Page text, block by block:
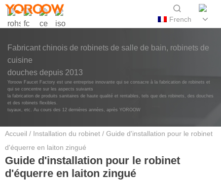
French
Fabricant chinois de robinets de salle de bain, robinets de
cuisine
douches depuis 2013
Yoroow Faucet Factory est une entreprise innovante qui se consacre à la fabrication de robinets et
qui se concentre sur les aspects suivants
la fabrication de produits sanitaires de haute qualité et rentables, tels que des robinets, des douches
et des robinets flexibles.
tuyaux, etc. Au cours des 12 dernières années, après YOROOW
Accueil / Installation du robinet / Guide d'installation pour le robinet
d'équerre en laiton zingué
Guide d'installation pour le robinet
d'équerre en laiton zingué